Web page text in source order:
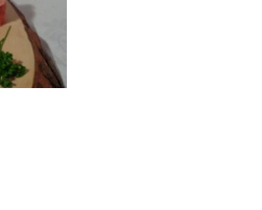
Die
Optionen
können